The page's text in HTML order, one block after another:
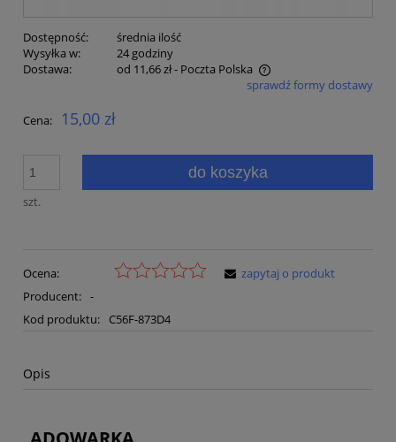
Dostępność:
średnia ilość
Wysyłka w:
24 godziny
Dostawa:
od 11,66 zł- Poczta Polska
Cena nie zawiera ewentualnych kosztów płatnościsprawdź formy dostawy
Cena: 15,00 zł
szt.
do koszyka
Ocena:
Producent: -
Kod produktu:
C56F-873D4
zapytaj o produkt
Opis